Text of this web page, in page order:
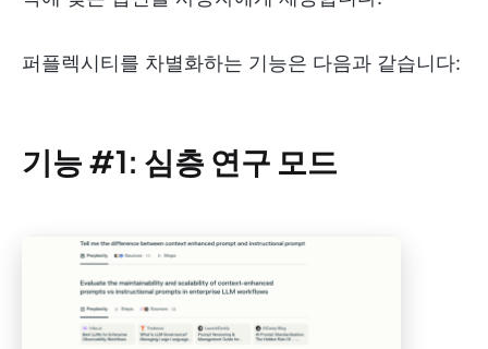
퍼플렉시티를 차별화하는 기능은 다음과 같습니다:
기능 #1: 심층 연구 모드